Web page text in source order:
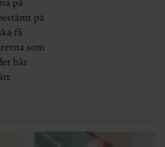
på
på
få
som
här